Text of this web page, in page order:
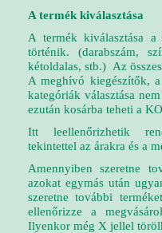
A termék kiválasztása
A termék kiválasztása a
történik. (darabszám,
kétoldalas, stb.) Az
A meghívó kiegészítők,
kategóriák választása
ezután kosárba teheti a
Itt leellenőrizhetik
tekintettel az árakra és a
Amennyiben szeretne
azokat egymás után
szeretne további
ellenőrizze a
Ilyenkor még X jellel